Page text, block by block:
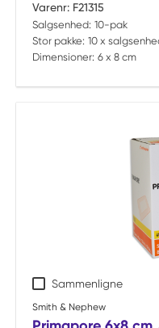
Varenr: F21315
Salgsenhed: 10-pak
Stor pakke: 10 x
Dimensioner: 6 x 8 cm
Sammenligne
Smith & Nephew